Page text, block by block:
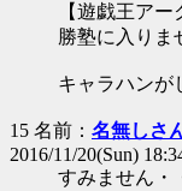
【遊戯王ア
勝塾に入りま
キャラハンが
15 名前： 名無しさ
2016/11/20(Sun)
すみません・